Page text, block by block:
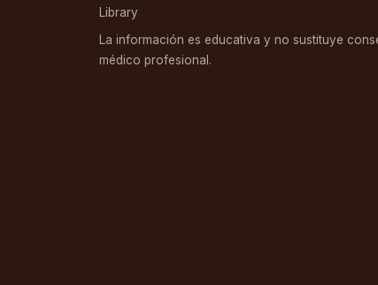
Library
La información es educativa y no sustituye
médico profesional.